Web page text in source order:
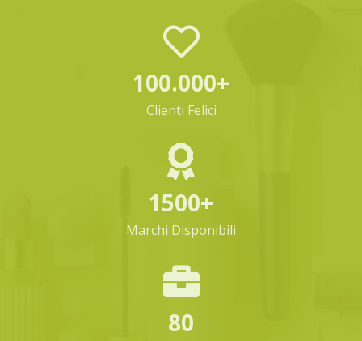
100.000+
Clienti Felici
1500+
Marchi Disponibili
80